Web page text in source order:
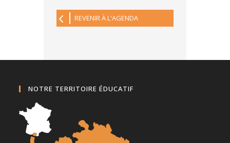
REVENIR À L'AGENDA
NOTRE TERRITOIRE ÉDUCATIF